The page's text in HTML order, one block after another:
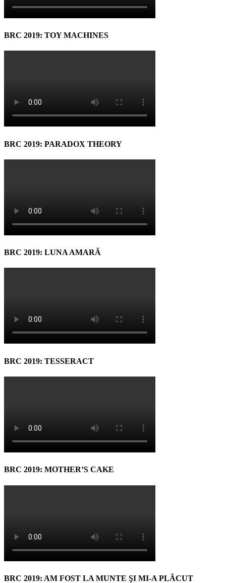
BRC 2019: TOY MACHINES
BRC 2019: PARADOX THEORY
BRC 2019: LUNA AMARĂ
BRC 2019: TESSERACT
BRC 2019: MOTHER’S CAKE
BRC 2019: AM FOST LA MUNTE ŞI MI-A PLĂCUT